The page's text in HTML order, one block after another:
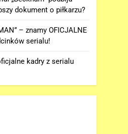
dokument o piłkarzu?
– znamy OFICJALNE
serialu!
kadry z serialu